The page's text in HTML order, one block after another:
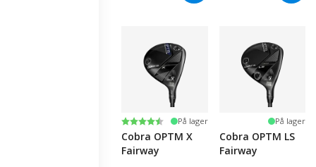
Karakter:
4.5 av 5 mulige
På lager
Cobra OPTM X
Fairway
På lager
Cobra OPTM LS
Fairway